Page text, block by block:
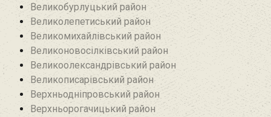
Великобурлуцький район
Великолепетиський район
Великомихайлівський район‎
Великоновосілківський район‎
Великоолександрівський район
Великописарівський район
Верхньодніпровський район
Верхньорогачицький район